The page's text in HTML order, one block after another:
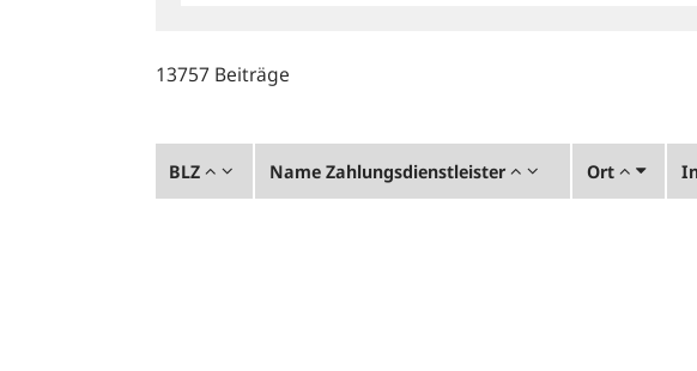
Suche
13757 Beiträge
BLZ Name Zahlungsdienstleister Ort